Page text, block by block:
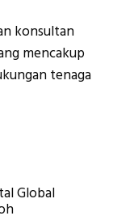
konsultan
mencakup
tenaga
Global